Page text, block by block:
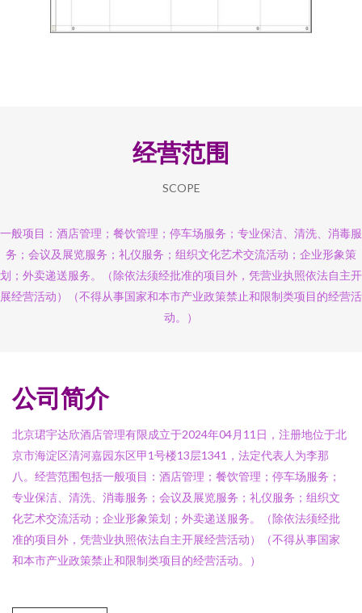
经营范围
SCOPE
一般项目：酒店管理；餐饮管理；停车场服务；专业保洁、清洗、消毒服
务；会议及展览服务；礼仪服务；组织文化艺术交流活动；企业形象策
划；外卖递送服务。（除依法须经批准的项目外，凭营业执照依法自主开
展经营活动）（不得从事国家和本市产业政策禁止和限制类项目的经营活
动。）
公司简介
北京珺宇达欣酒店管理有限成立于2024年04月11日，注册地位于北
京市海淀区清河嘉园东区甲1号楼13层1341，法定代表人为李那
八。经营范围包括一般项目：酒店管理；餐饮管理；停车场服务；
专业保洁、清洗、消毒服务；会议及展览服务；礼仪服务；组织文
化艺术交流活动；企业形象策划；外卖递送服务。（除依法须经批
准的项目外，凭营业执照依法自主开展经营活动）（不得从事国家
和本市产业政策禁止和限制类项目的经营活动。）